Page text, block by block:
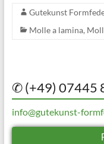
Gutekunst
Molle a lamina,
✆ (+49) 07445
info@gutekunst-